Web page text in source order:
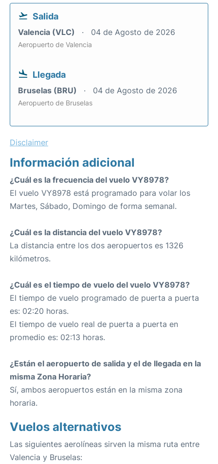
Salida
Valencia (VLC) 04 de Agosto de 2026
Aeropuerto de Valencia
Llegada
Bruselas (BRU) 04 de Agosto de 2026
Aeropuerto de Bruselas
Disclaimer
Información adicional
¿Cuál es la frecuencia del vuelo VY8978?
El vuelo VY8978 está programado para volar los
Martes, Sábado, Domingo de forma semanal.
¿Cuál es la distancia del vuelo VY8978?
La distancia entre los dos aeropuertos es 1326
kilómetros.
¿Cuál es el tiempo de vuelo del vuelo VY8978?
El tiempo de vuelo programado de puerta a puerta
es: 02:20 horas.
El tiempo de vuelo real de puerta a puerta en
promedio es: 02:13 horas.
¿Están el aeropuerto de salida y el de llegada en la
misma Zona Horaria?
Sí, ambos aeropuertos están en la misma zona
horaria.
Vuelos alternativos
Las siguientes aerolíneas sirven la misma ruta entre
Valencia y Bruselas: